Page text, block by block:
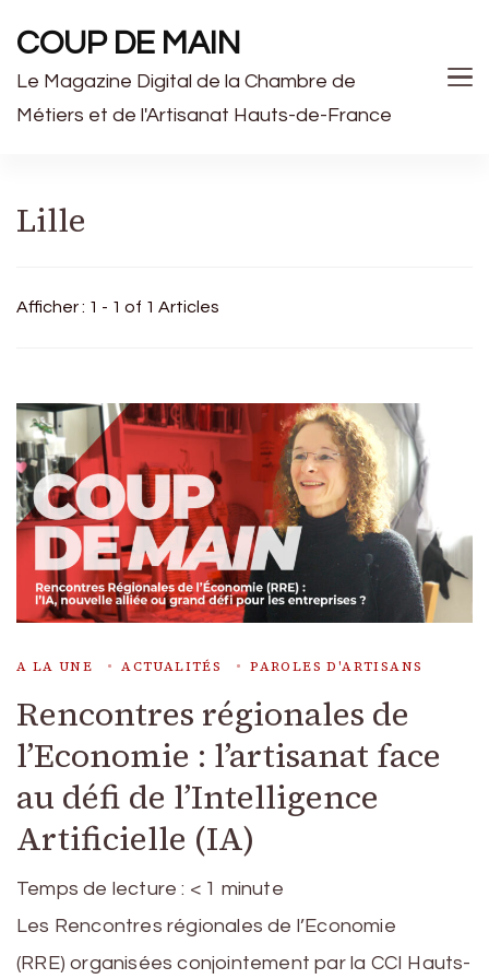
COUP DE MAIN
Le Magazine Digital de la Chambre de
Métiers et de l'Artisanat Hauts-de-France
Lille
Afficher : 1 - 1 of 1 Articles
A LA UNE ACTUALITÉS PAROLES D'ARTISANS
Rencontres régionales de
l’Economie : l’artisanat face
au défi de l’Intelligence
Artificielle (IA)
Temps de lecture : < 1 minute
Les Rencontres régionales de l’Economie
(RRE) organisées conjointement par la CCI Hauts-